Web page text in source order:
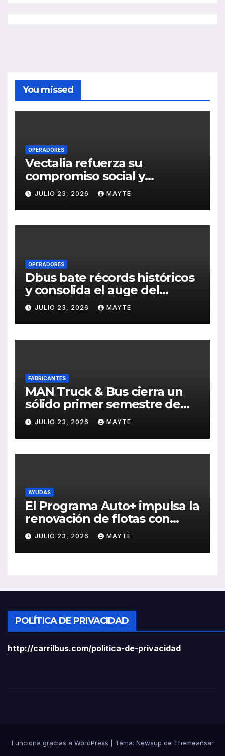
You missed
OPERADORES
Vectalia refuerza su
compromiso social y
medioambiental con la
publicación de su Memoria
de RSC 2025
JULIO 23, 2026 MAYTE
OPERADORES
Dbus bate récords históricos
y consolida el auge del
transporte público en San
Sebastián
JULIO 23, 2026 MAYTE
FABRICANTES
MAN Truck & Bus cierra un
sólido primer semestre de
2026 con crecimiento en
ventas, pedidos y
rentabilidad
JULIO 23, 2026 MAYTE
AYUDAS
El Programa Auto+ impulsa la
renovación de flotas con
ayudas a vehículos eléctricos
ligeros
JULIO 23, 2026 MAYTE
POLÍTICA DE PRIVACIDAD
http://carrilbus.com/politica-de-privacidad
Funciona gracias a WordPress Tema: Newsup de Themeansar